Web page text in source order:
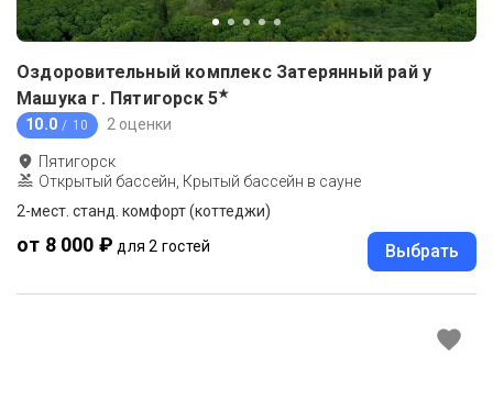
Оздоровительный комплекс Затерянный рай у
Машука г. Пятигорск 5★
10.0 / 10 2 оценки
Пятигорск
Открытый бассейн, Крытый бассейн в сауне
2-мест. станд. комфорт (коттеджи)
от 8 000 ₽ для 2 гостей Выбрать